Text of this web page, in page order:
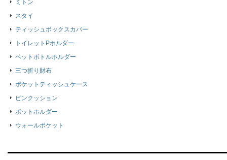
ミトン
スタイ
ティッシュボックスカバー
トイレットPホルダー
ペットボトルホルダー
三つ折り財布
ポケットティッシュケース
ピンクッション
ポットホルダー
ウォールポケット